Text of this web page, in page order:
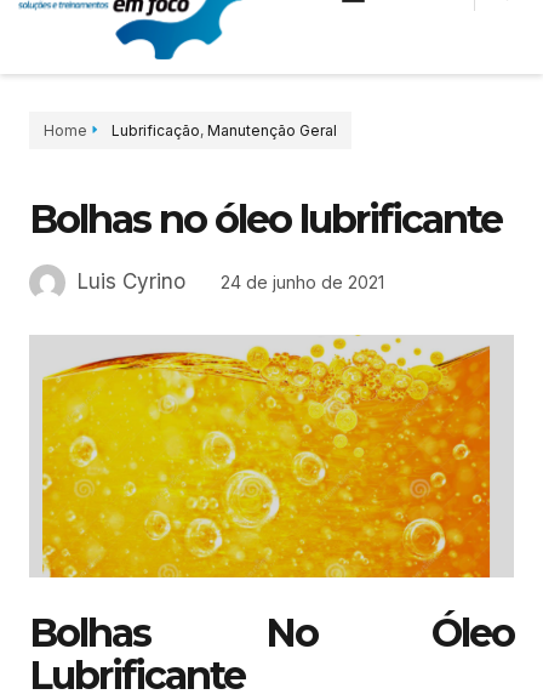
Home Lubrificação, Manutenção Geral
Bolhas no óleo lubrificante
Luis Cyrino 24 de junho de 2021
Bolhas No Óleo
Lubrificante